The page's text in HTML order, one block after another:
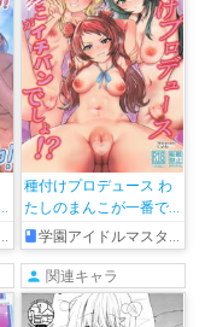
種付けプロデュース わ
たしのまんこが一番で
しょ！？ アイドルとハ
ーレム4P
学園アイドルマスター
関連キャラ